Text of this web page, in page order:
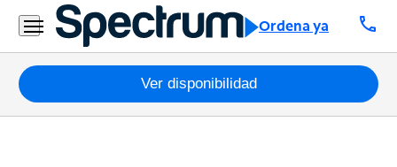
Ordena ya call
Residencial
Business
Paquetes
Internet
Ver disponibilidad